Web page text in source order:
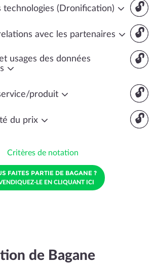
🔓
technologies (Dronification)
🔓
avec les partenaires
🔓
usages des données
🔓
produit
🔓
du prix
Critères de notation
FAITES PARTIE DE BAGANE ?
LE EN CLIQUANT ICI
de Bagane